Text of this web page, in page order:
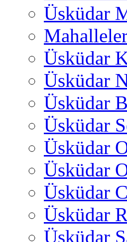
Üsküdar
Üsküdar
Üsküdar
Üsküdar
Üsküdar
Üsküdar
Üsküdar
Üsküdar
Üsküdar
Üsküdar